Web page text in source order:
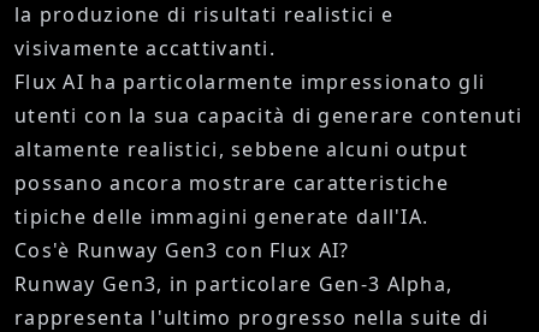
la produzione di risultati realistici e
visivamente accattivanti.
Flux AI ha particolarmente impressionato gli
utenti con la sua capacità di generare contenuti
altamente realistici, sebbene alcuni output
possano ancora mostrare caratteristiche
tipiche delle immagini generate dall'IA.
Cos'è Runway Gen3 con Flux AI?
Runway Gen3, in particolare Gen-3 Alpha,
rappresenta l'ultimo progresso nella suite di